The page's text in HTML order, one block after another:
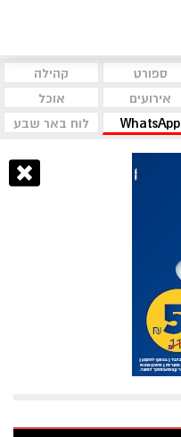
ספורט
קהילה
אירועים
אוכל
WhatsApp לוח באר שבע